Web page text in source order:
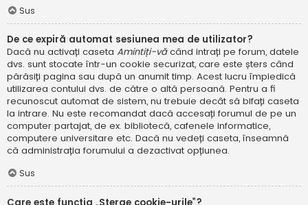
Sus
De ce expiră automat sesiunea mea de utilizator?
Dacă nu activați caseta Amintiți-văcând intrați pe forum, datele
dvs. sunt stocate într-un cookie securizat, care este șters când
părăsiți pagina sau după un anumit timp. Acest lucru împiedică
utilizarea contului dvs. de către o altă persoană. Pentru a fi
recunoscut automat de sistem, nu trebuie decât să bifați caseta
la intrare. Nu este recomandat dacă accesați forumul de pe un
computer partajat, de ex. bibliotecă, cafenele informatice,
computere universitare etc. Dacă nu vedeți caseta, înseamnă
că administrația forumului a dezactivat opțiunea.
Sus
Care este funcția „Șterge cookie-urile”?